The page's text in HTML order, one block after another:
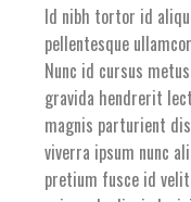
Id nibh tortor id
pellentesque
Nunc id cursus
gravida hendrerit
magnis parturient
viverra ipsum nunc
pretium fusce id